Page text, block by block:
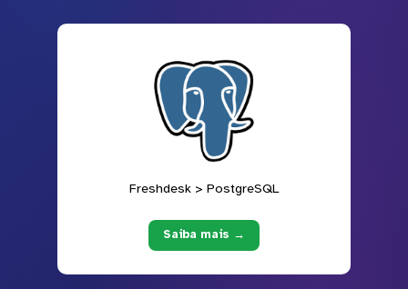
Freshdesk > PostgreSQL
Saiba mais →